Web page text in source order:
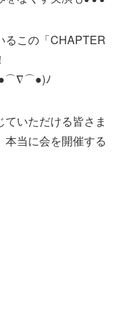
るこの「CHAPTER
ﾉ
いただける皆さま
当に会を開催する